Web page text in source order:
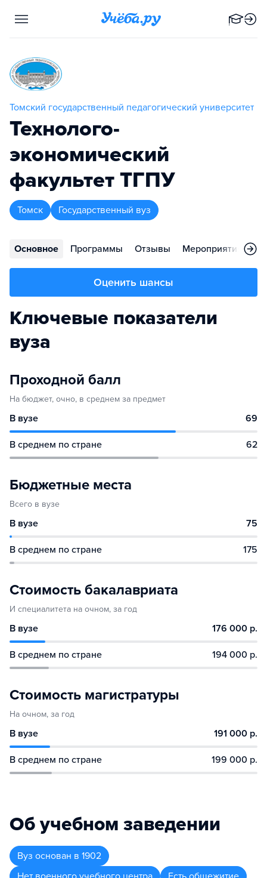
Томский государственный педагогический университет
Технолого-
экономический
факультет ТГПУ
Томск Государственный вуз
Основное Программы Отзывы Мероприятия
Оценить шансы
Ключевые показатели
вуза
Проходной балл
На бюджет, очно, в среднем за предмет
В вузе 69
В среднем по стране 62
Бюджетные места
Всего в вузе
В вузе 75
В среднем по стране 175
Стоимость бакалавриата
И специалитета на очном, за год
В вузе 176 000 р.
В среднем по стране 194 000 р.
Стоимость магистратуры
На очном, за год
В вузе 191 000 р.
В среднем по стране 199 000 р.
Об учебном заведении
Вуз основан в 1902